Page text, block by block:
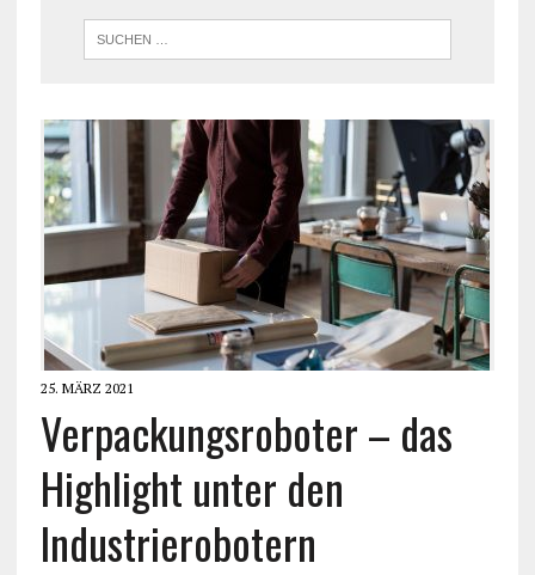
25. MÄRZ 2021
Verpackungsroboter – das
Highlight unter den
Industrierobotern